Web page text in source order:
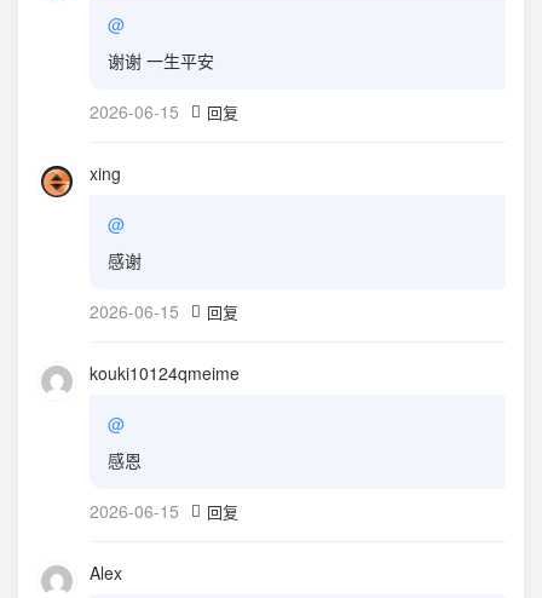
@
谢谢 一生平安
2026-06-15 回复
xing
@
感谢
2026-06-15 回复
kouki10124qmeime
@
感恩
2026-06-15 回复
Alex